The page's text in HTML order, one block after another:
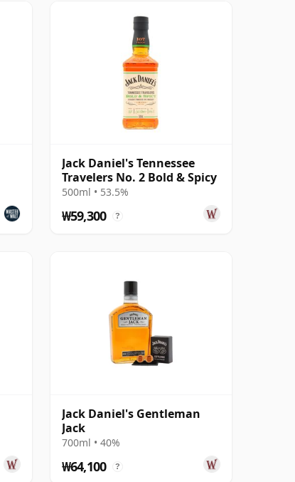
Jack Daniel's Tennessee
Travelers No. 2 Bold & Spicy
500ml • 53.5%
₩59,300 ?
Jack Daniel's Gentleman
Jack
700ml • 40%
₩64,100 ?